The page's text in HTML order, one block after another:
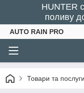
HUNTER
поливу
AUTO RAIN PRO
Товари та послуги